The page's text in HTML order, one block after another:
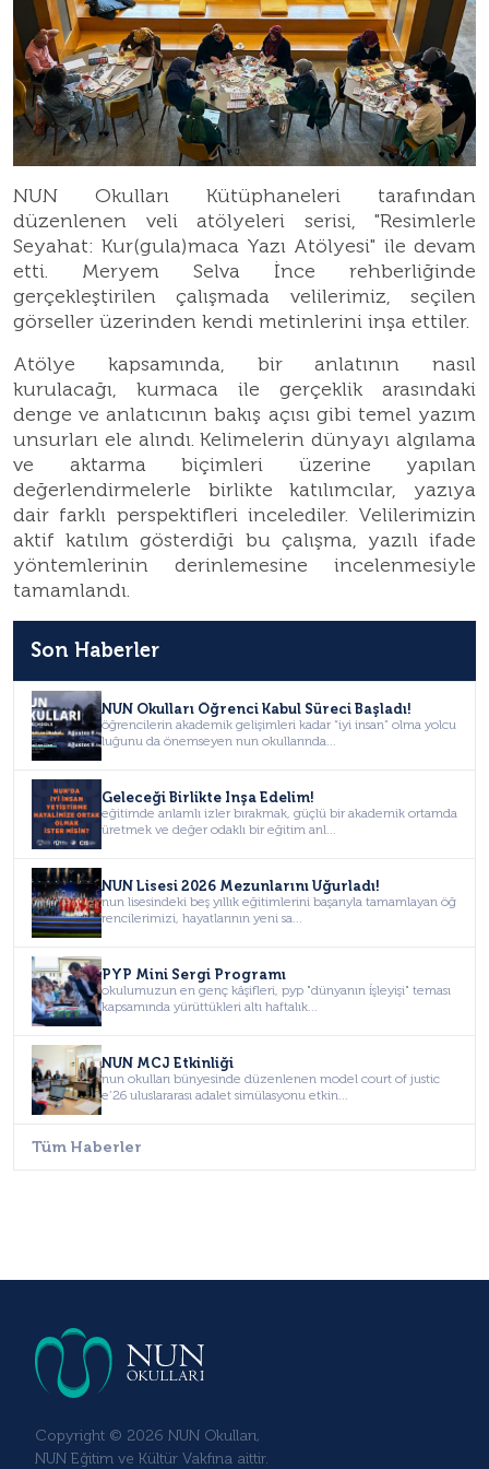
Son Haberler
NUN Okulları Öğrenci Kabul Süreci Başladı!
öğrencilerin akademik gelişimleri kadar “iyi insan” olma yolcu
luğunu da önemseyen nun okullarında...
Geleceği Birlikte İnşa Edelim!
eğitimde anlamlı izler bırakmak, güçlü bir akademik ortamda
üretmek ve değer odaklı bir eğitim anl...
NUN Lisesi 2026 Mezunlarını Uğurladı!
nun lisesindeki beş yıllık eğitimlerini başarıyla tamamlayan öğ
rencilerimizi, hayatlarının yeni sa...
PYP Mini Sergi Programı
okulumuzun en genç kâşifleri, pyp "dünyanın i̇şleyişi" teması
kapsamında yürüttükleri altı haftalık...
NUN MCJ Etkinliği
nun okulları bünyesinde düzenlenen model court of justic
e’26 uluslararası adalet simülasyonu etkin...
Tüm Haberler
NUN Okulları Kütüphaneleri tarafından
düzenlenen veli atölyeleri serisi, "Resimlerle
Seyahat: Kur(gula)maca Yazı Atölyesi" ile devam
etti. Meryem Selva İnce rehberliğinde
gerçekleştirilen çalışmada velilerimiz, seçilen
görseller üzerinden kendi metinlerini inşa ettiler.
Atölye kapsamında, bir anlatının nasıl
kurulacağı, kurmaca ile gerçeklik arasındaki
denge ve anlatıcının bakış açısı gibi temel yazım
unsurları ele alındı. Kelimelerin dünyayı algılama
ve aktarma biçimleri üzerine yapılan
değerlendirmelerle birlikte katılımcılar, yazıya
dair farklı perspektifleri incelediler. Velilerimizin
aktif katılım gösterdiği bu çalışma, yazılı ifade
yöntemlerinin derinlemesine incelenmesiyle
tamamlandı.
Copyright © 2026 NUN Okulları,
NUN Eğitim ve Kültür Vakfına aittir.